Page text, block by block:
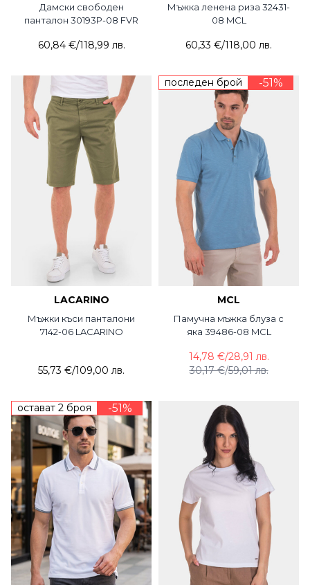
Дамски свободен
панталон 30193P-08 FVR
60,84 €/118,99 лв.
Мъжка ленена риза 32431-
08 MCL
60,33 €/118,00 лв.
LACARINO
Мъжки къси панталони
7142-06 LACARINO
55,73 €/109,00 лв.
последен брой -51%
MCL
Памучна мъжка блуза с
яка 39486-08 MCL
30,17 €/59,01 лв.
14,78 €/28,91 лв.
остават 2 броя -51%